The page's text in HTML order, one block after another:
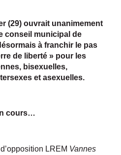
(29) ouvrait unanimement
conseil municipal de
à franchir le pas
de liberté » pour les
bisexuelles,
et asexuelles.
cours…
LREM Vannes